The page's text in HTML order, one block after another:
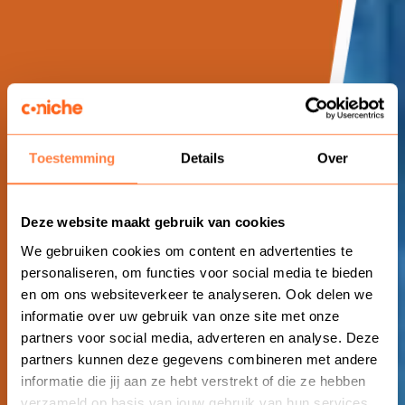
Toestemming Details Over
Deze website maakt gebruik van cookies
We gebruiken cookies om content en advertenties te
personaliseren, om functies voor social media te bieden
en om ons websiteverkeer te analyseren. Ook delen we
informatie over uw gebruik van onze site met onze
partners voor social media, adverteren en analyse. Deze
partners kunnen deze gegevens combineren met andere
informatie die jij aan ze hebt verstrekt of die ze hebben